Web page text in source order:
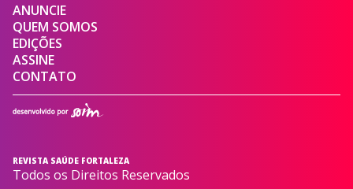
ANUNCIE
QUEM SOMOS
EDIÇÕES
ASSINE
CONTATO
REVISTA SAÚDE FORTALEZA
Todos os Direitos Reservados